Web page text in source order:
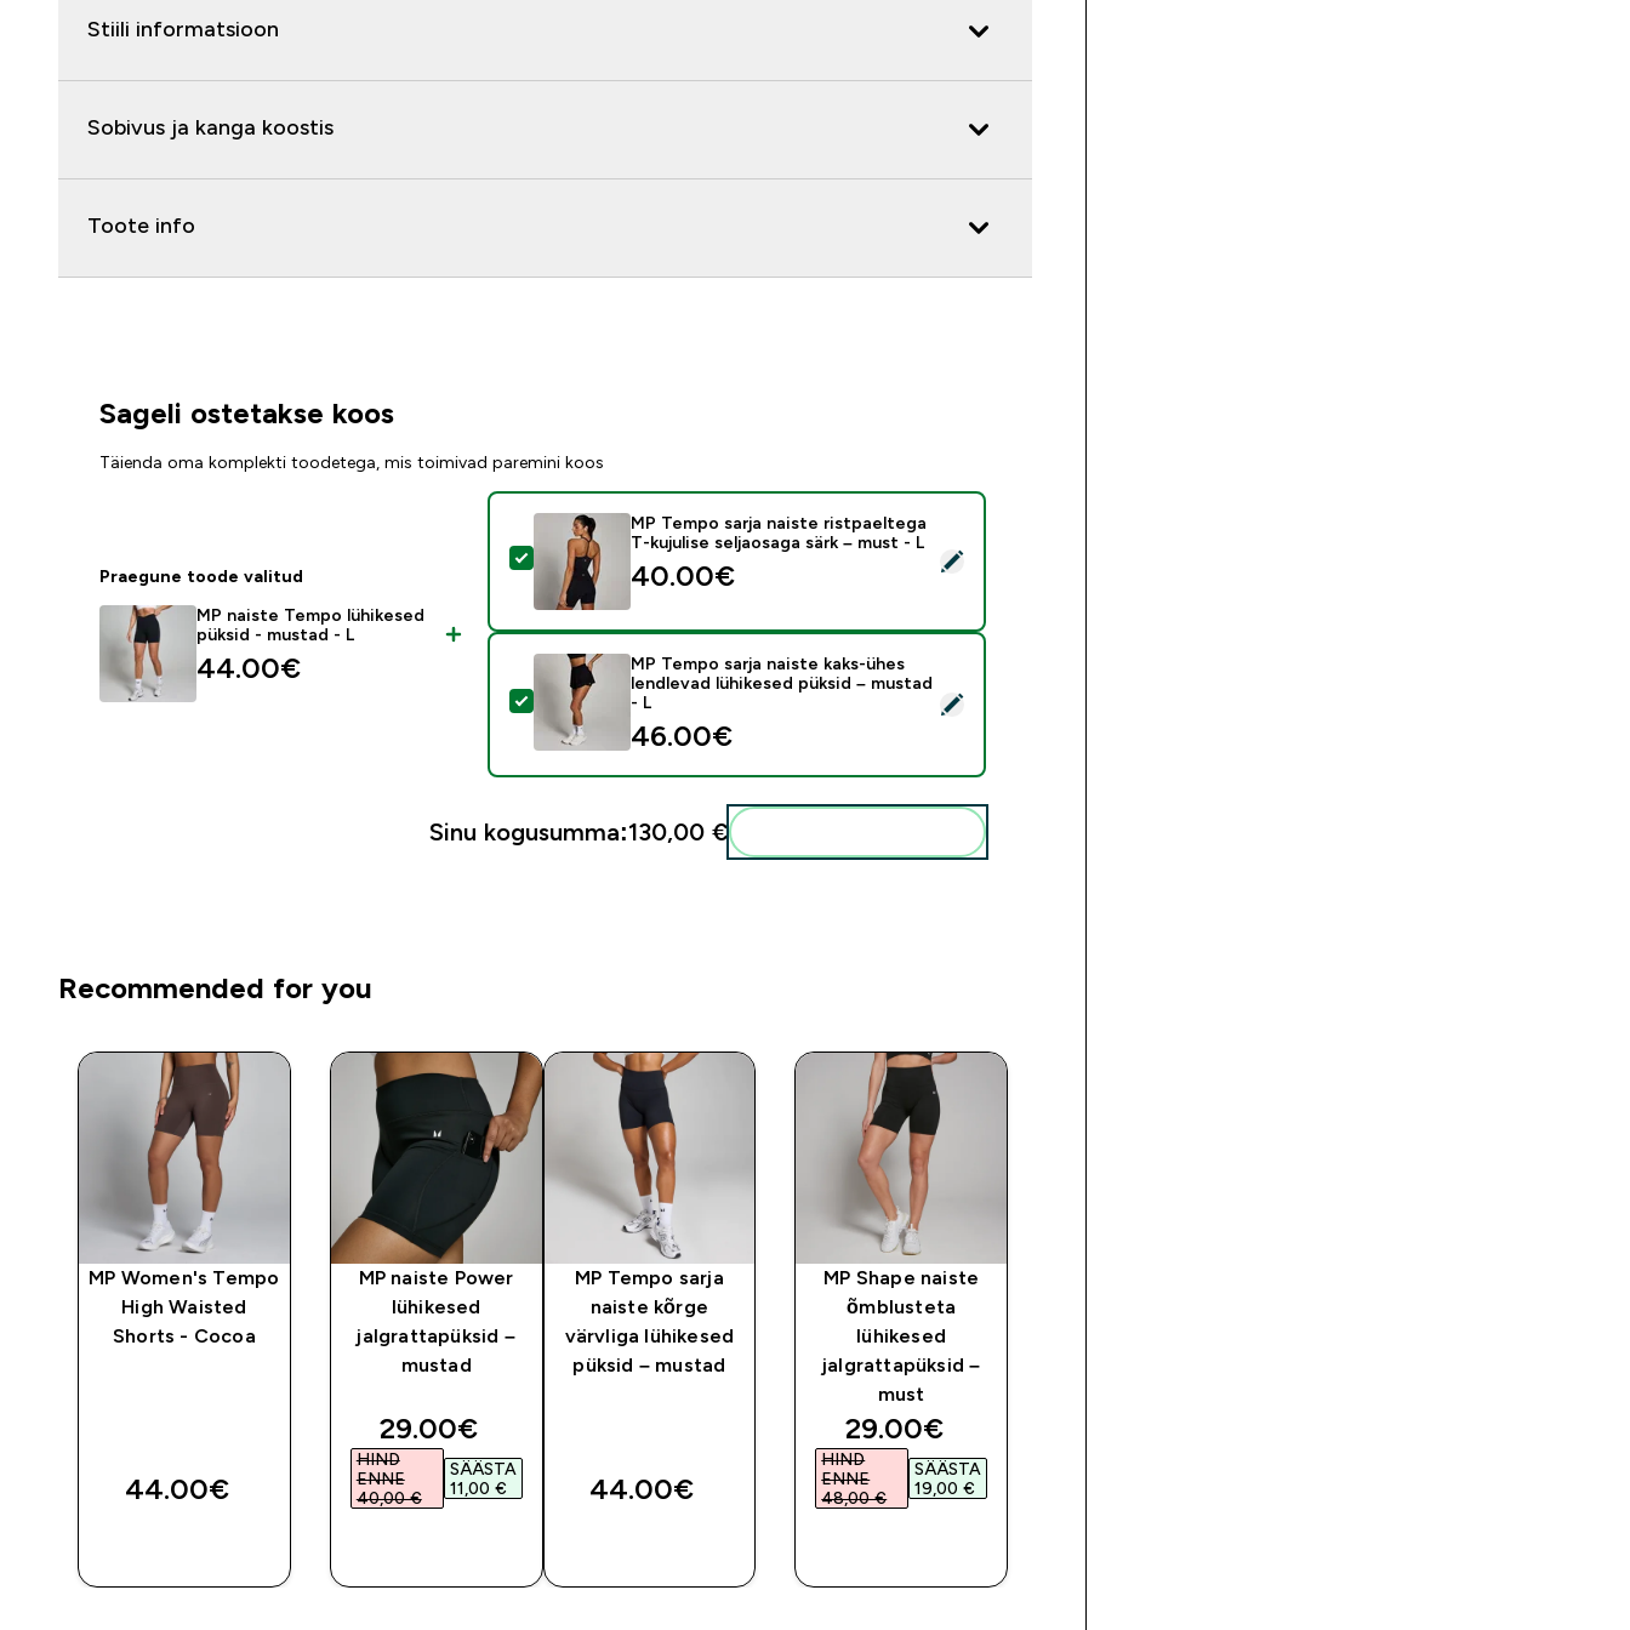
Stiili informatsioon
Sobivus ja kanga koostis
Toote info
Sageli ostetakse koos
Täienda oma komplekti toodetega, mis toimivad paremini koos
Praegune toode valitud
MP naiste Tempo lühikesed
püksid - mustad - L
44.00€‎
Vali see toode - MP Tempo sarja naiste ristpaeltega T-kujulise seljaosaga särk – must - L
MP Tempo sarja naiste ristpaeltega
T-kujulise seljaosaga särk – must - L
40.00€‎
Vali see toode - MP Tempo sarja naiste kaks-ühes lendlevad lühikesed püksid – mustad - L
MP Tempo sarja naiste kaks-ühes
lendlevad lühikesed püksid – mustad
- L
46.00€‎
Sinu kogusumma:130,00 €‎
Recommended for you
MP Women's Tempo
High Waisted
Shorts - Cocoa
44.00€‎
MP naiste Power
lühikesed
jalgrattapüksid –
mustad
discounted price
29.00€‎
HIND
ENNE
40,00 €‎
SÄÄSTA
11,00 €‎
MP Tempo sarja
naiste kõrge
värvliga lühikesed
püksid – mustad
44.00€‎
MP Shape naiste
õmblusteta
lühikesed
jalgrattapüksid –
must
discounted price
29.00€‎
HIND
ENNE
48,00 €‎
SÄÄSTA
19,00 €‎